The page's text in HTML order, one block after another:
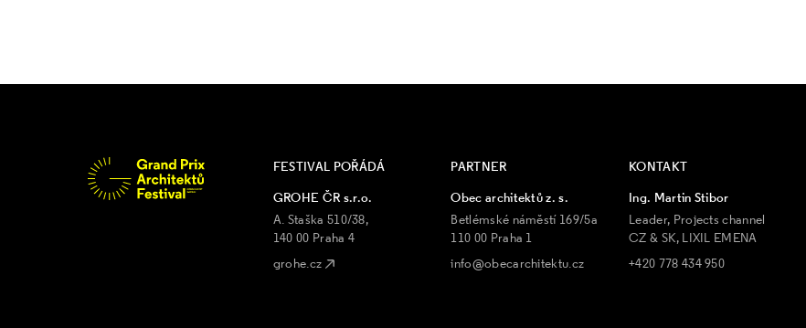
FESTIVAL POŘÁDÁ
GROHE ČR s.r.o.
A. Staška 510/38,
140 00 Praha 4
grohe.cz
PARTNER
Obec architektů z. s.
Betlémské náměstí 169/5a
110 00 Praha 1
info@obecarchitektu.cz
KONTAKT
Ing. Martin Stibor
Leader, Projects channel
CZ & SK, LIXIL EMENA
+420 778 434 950